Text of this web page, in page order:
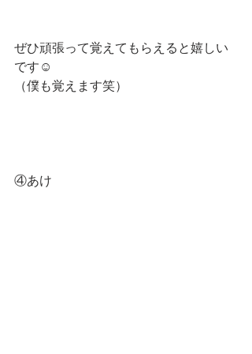
ぜひ頑張って覚えてもらえると嬉しい
です☺️
（僕も覚えます笑）
④あけ